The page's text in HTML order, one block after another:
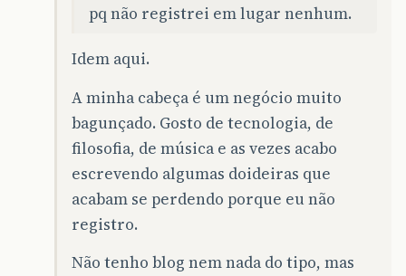
pq não registrei em lugar nenhum.
Idem aqui.
A minha cabeça é um negócio muito
bagunçado. Gosto de tecnologia, de
filosofia, de música e as vezes acabo
escrevendo algumas doideiras que
acabam se perdendo porque eu não
registro.
Não tenho blog nem nada do tipo, mas